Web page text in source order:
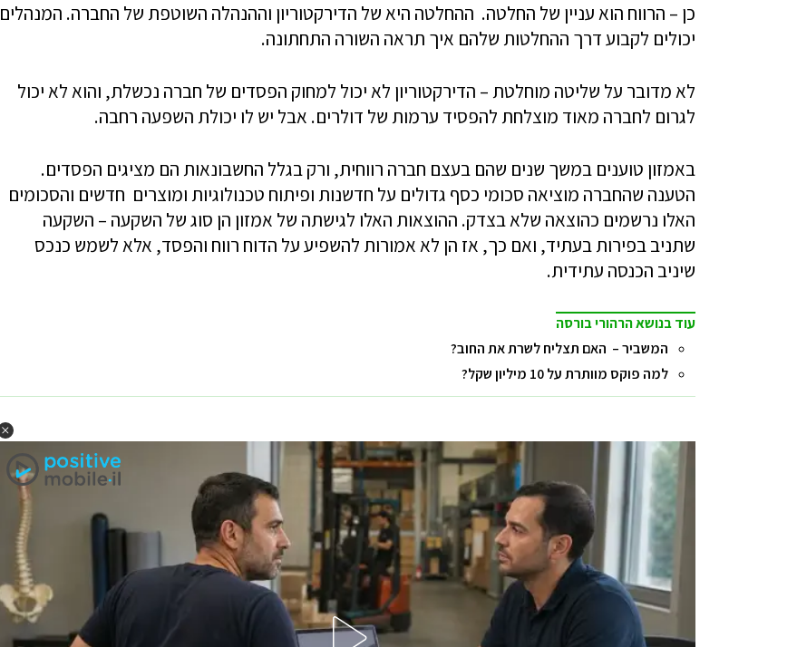
כן – הרווח הוא עניין של החלטה. ההחלטה היא של הדירקטוריון וההנהלה השוטפת של החברה. המנהלים
יכולים לקבוע דרך ההחלטות שלהם איך תראה השורה התחתונה.
לא מדובר על שליטה מוחלטת – הדירקטוריון לא יכול למחוק הפסדים של חברה נכשלת, והוא לא יכול
לגרום לחברה מאוד מוצלחת להפסיד ערמות של דולרים. אבל יש לו יכולת השפעה רחבה.
באמזון טוענים במשך שנים שהם בעצם חברה רווחית, ורק בגלל החשבונאות הם מציגים הפסדים.
הטענה שהחברה מוציאה סכומי כסף גדולים על חדשנות ופיתוח טכנולוגיות ומוצרים חדשים והסכומים
האלו נרשמים כהוצאה שלא בצדק. ההוצאות האלו לגישתה של אמזון הן סוג של השקעה – השקעה
שתניב בפירות בעתיד, ואם כך, אז הן לא אמורות להשפיע על הדוח רווח והפסד, אלא לשמש כנכס
שיניב הכנסה עתידית.
עוד בנושא הרהורי בורסה
המשביר – האם תצליח לשרת את החוב?
למה פוקס מוותרת על 10 מיליון שקל?